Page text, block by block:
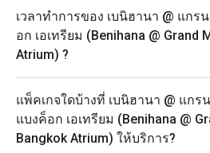
ใช้เป็นส่วนลดได้
ส่วนลดไม่สามารถนำมาใช้กับโ
คอมโบบางชุด เมนูชุด และบรันช์
เวลาเปิดทำการ: 12:00-21:00 น
เวลาทำการของ เบนิฮานา @ แกร
อก เอเทรียม (Benihana @ Grand
Atrium) ?
แพ็คเกจใดบ้างที่ เบนิฮานา @ แกร
แบงค็อก เอเทรียม (Benihana @
Bangkok Atrium) ให้บริการ?